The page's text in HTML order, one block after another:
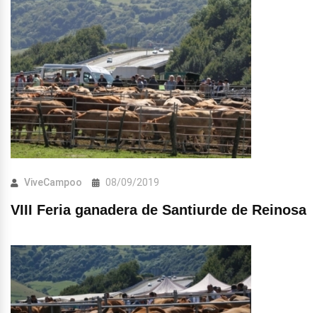
ViveCampoo 08/09/2019
VIII Feria ganadera de Santiurde de Reinosa